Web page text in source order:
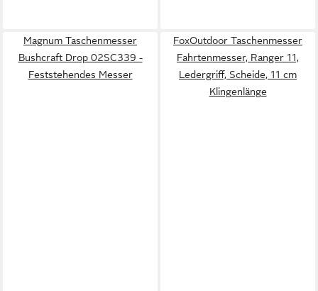
Magnum Taschenmesser
Bushcraft Drop 02SC339 -
Feststehendes Messer
FoxOutdoor Taschenmesser
Fahrtenmesser, Ranger 11,
Ledergriff, Scheide, 11 cm
Klingenlänge